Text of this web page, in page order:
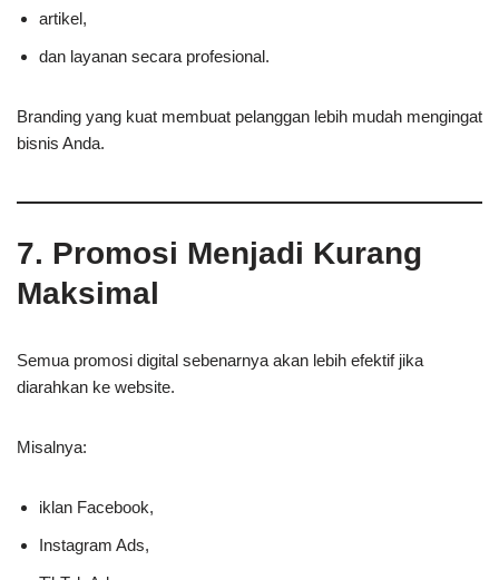
artikel,
dan layanan secara profesional.
Branding yang kuat membuat pelanggan lebih mudah mengingat
bisnis Anda.
7. Promosi Menjadi Kurang
Maksimal
Semua promosi digital sebenarnya akan lebih efektif jika
diarahkan ke website.
Misalnya:
iklan Facebook,
Instagram Ads,